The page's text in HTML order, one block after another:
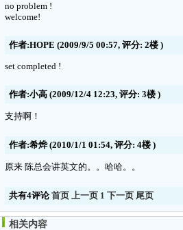
no problem !
welcome!
作者:HOPE (2009/9/5 00:57, 评分: 2楼 )
set completed !
作者:小高 (2009/12/4 12:23, 评分: 3楼 )
支持啊！
作者:希烨(2010/1/1 01:54, 评分: 4楼 )
原来 陈总会讲英文的。。哈哈。。
共有4评论首页 上一页 1 下一页 尾页
相关内容